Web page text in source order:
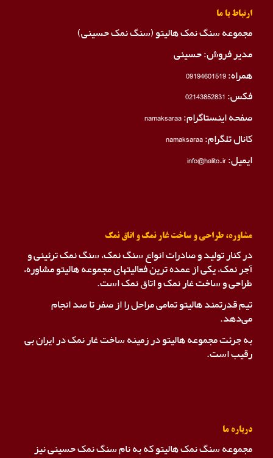
ارتباط با ما
مجموعه سنگ نمک هالیتو (سنگ نمک حسینی)
مدیر فروش: حسینی
همراه:09194601519
فکس:02143852831
صفحه اینستاگرام:namaksaraa
کانال تلگرام:namaksaraa
ایمیل: info@halito.ir
مشاوره، طراحی و ساخت غار نمک و اتاق نمک
در کنار تولید و صادرات انواع سنگ نمک، سنگ نمک ترئینی و
آجر نمک، یکی از عمده ترین فعالیتهای مجموعه هالیتو مشاوره،
طراحی و ساخت غار نمک و اتاق نمک است.
تیم قدرتمند هالیتو تمامی مراحل را از صفر تا صد انجام
می‌دهد.
به جرئت مجموعه هالیتو در زمینه ساخت غار نمک در ایران بی
رقیب است.
درباره ما
مجموعه سنگ نمک هالیتو که به نام سنگ نمک حسینی نیز